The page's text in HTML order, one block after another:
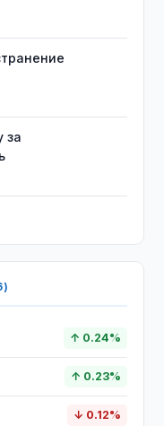
за
↑ 0.24%
↑ 0.23%
↓ 0.12%